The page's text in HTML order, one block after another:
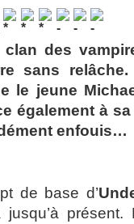
des
sans relâche.
le jeune
également à
enfouis…
de base d’